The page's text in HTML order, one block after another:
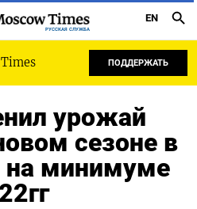
РУССКАЯ СЛУЖБА
EN
ПОДДЕРЖАТЬ
урожай
сезоне в
на минимуме